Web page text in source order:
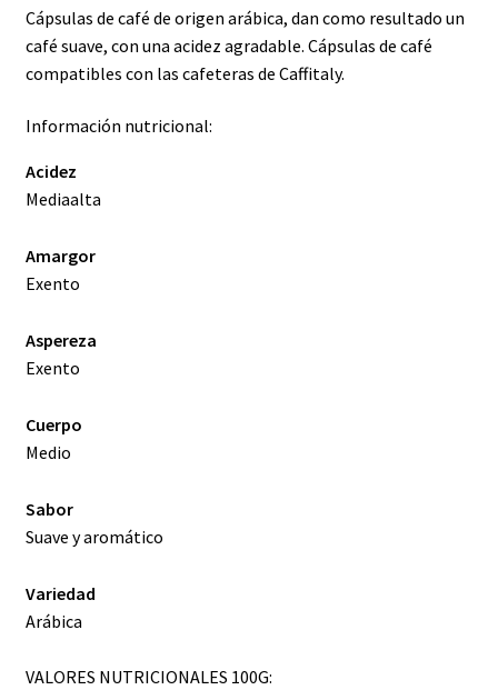
Cápsulas de café de origen arábica, dan como resultado un
café suave, con una acidez agradable. Cápsulas de café
compatibles con las cafeteras de Caffitaly.
Información nutricional:
Acidez
Mediaalta
Amargor
Exento
Aspereza
Exento
Cuerpo
Medio
Sabor
Suave y aromático
Variedad
Arábica
VALORES NUTRICIONALES 100G: